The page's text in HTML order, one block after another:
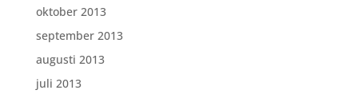
oktober 2013
september 2013
augusti 2013
juli 2013